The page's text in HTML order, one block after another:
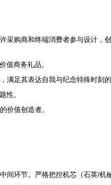
采购商和终端消费者参与设计，
值商务礼品。
满足其表达自我与纪念特殊时刻的
性。
价值创造者。
间环节。严格把控机芯（石英/机